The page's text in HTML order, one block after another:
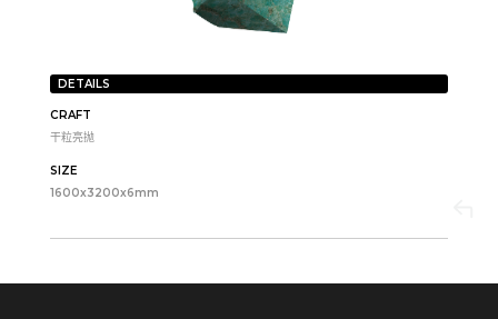
DETAILS
CRAFT
干粒亮抛
SIZE
1600x3200x6mm